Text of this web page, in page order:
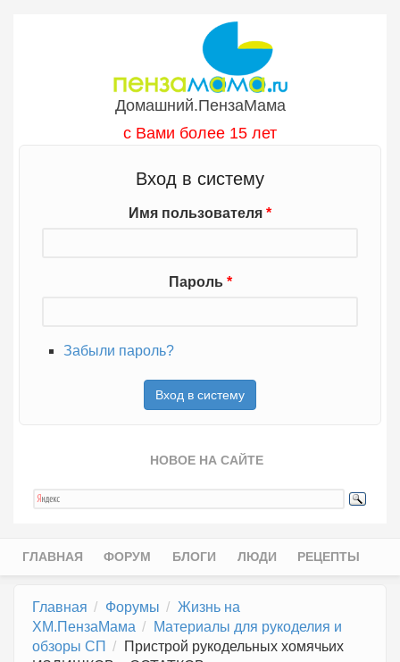
Домашний.ПензаМама
с Вами более 15 лет
Вход в систему
Имя пользователя *
Пароль *
Забыли пароль?
НОВОЕ НА САЙТЕ
Главное меню
ГЛАВНАЯ ФОРУМ БЛОГИ ЛЮДИ РЕЦЕПТЫ
Главная Форумы
Жизнь на
ХМ.ПензаМама
Материалы для рукоделия и
обзоры СП
Пристрой рукодельных хомячьих